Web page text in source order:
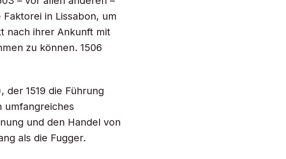
in Lissabon, um
nach ihrer Ankunft mit
zu können. 1506
der 1519 die Führung
umfangreiches
und den Handel von
als die Fugger.